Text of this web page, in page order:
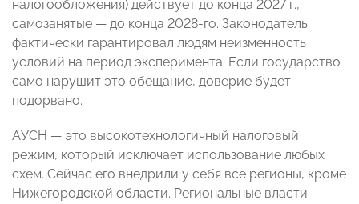
налогообложения) действует до конца 2027 г.,
самозанятые — до конца 2028-го. Законодатель
фактически гарантировал людям неизменность
условий на период эксперимента. Если государство
само нарушит это обещание, доверие будет
подорвано.
АУСН — это высокотехнологичный налоговый
режим, который исключает использование любых
схем. Сейчас его внедрили у себя все регионы, кроме
Нижегородской области. Региональные власти